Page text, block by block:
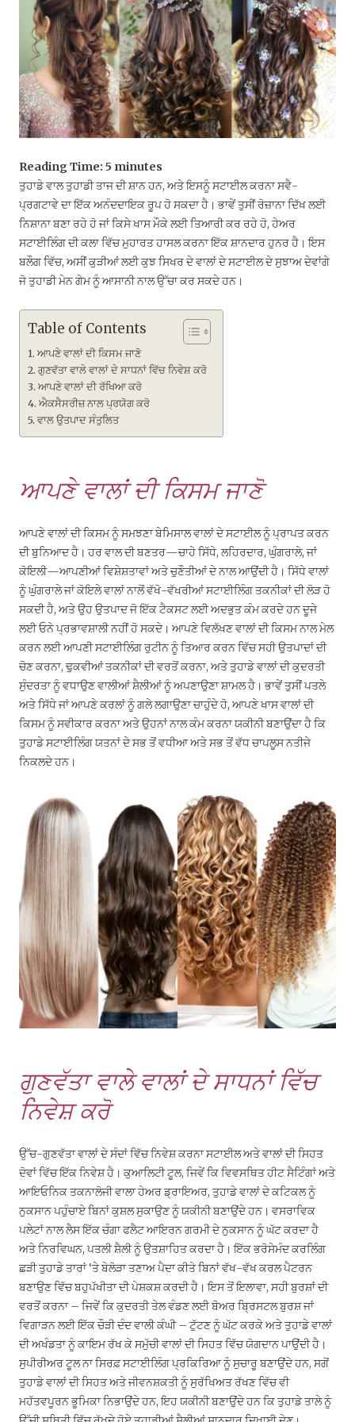
Reading Time: 5 minutes
ਤੁਹਾਡੇ ਵਾਲ ਤੁਹਾਡੀ ਤਾਜ ਦੀ ਸ਼ਾਨ ਹਨ, ਅਤੇ ਇਸਨੂੰ ਸਟਾਈਲ ਕਰਨਾ ਸਵੈ-
ਪ੍ਰਗਟਾਵੇ ਦਾ ਇੱਕ ਅਨੰਦਦਾਇਕ ਰੂਪ ਹੋ ਸਕਦਾ ਹੈ। ਭਾਵੇਂ ਤੁਸੀਂ ਰੋਜ਼ਾਨਾ ਦਿੱਖ ਲਈ
ਨਿਸ਼ਾਨਾ ਬਣਾ ਰਹੇ ਹੋ ਜਾਂ ਕਿਸੇ ਖਾਸ ਮੌਕੇ ਲਈ ਤਿਆਰੀ ਕਰ ਰਹੇ ਹੋ, ਹੇਅਰ
ਸਟਾਈਲਿੰਗ ਦੀ ਕਲਾ ਵਿੱਚ ਮੁਹਾਰਤ ਹਾਸਲ ਕਰਨਾ ਇੱਕ ਸ਼ਾਨਦਾਰ ਹੁਨਰ ਹੈ। ਇਸ
ਬਲੌਗ ਵਿੱਚ, ਅਸੀਂ ਕੁੜੀਆਂ ਲਈ ਕੁਝ ਸਿਖਰ ਦੇ ਵਾਲਾਂ ਦੇ ਸਟਾਈਲ ਦੇ ਸੁਝਾਅ ਦੇਵਾਂਗੇ
ਜੋ ਤੁਹਾਡੀ ਮੇਨ ਗੇਮ ਨੂੰ ਆਸਾਨੀ ਨਾਲ ਉੱਚਾ ਕਰ ਸਕਦੇ ਹਨ।
Table of Contents
ਆਪਣੇ ਵਾਲਾਂ ਦੀ ਕਿਸਮ ਜਾਣੋ
ਗੁਣਵੱਤਾ ਵਾਲੇ ਵਾਲਾਂ ਦੇ ਸਾਧਨਾਂ ਵਿੱਚ ਨਿਵੇਸ਼ ਕਰੋ
ਆਪਣੇ ਵਾਲਾਂ ਦੀ ਰੱਖਿਆ ਕਰੋ
ਐਕਸੈਸਰੀਜ਼ ਨਾਲ ਪ੍ਰਯੋਗ ਕਰੋ
ਵਾਲ ਉਤਪਾਦ ਸੰਤੁਲਿਤ
ਆਪਣੇ ਵਾਲਾਂ ਦੀ ਕਿਸਮ ਜਾਣੋ
ਆਪਣੇ ਵਾਲਾਂ ਦੀ ਕਿਸਮ ਨੂੰ ਸਮਝਣਾ ਬੇਮਿਸਾਲ ਵਾਲਾਂ ਦੇ ਸਟਾਈਲ ਨੂੰ ਪ੍ਰਾਪਤ ਕਰਨ
ਦੀ ਬੁਨਿਆਦ ਹੈ। ਹਰ ਵਾਲ ਦੀ ਬਣਤਰ—ਚਾਹੇ ਸਿੱਧੇ, ਲਹਿਰਦਾਰ, ਘੁੰਗਰਾਲੇ, ਜਾਂ
ਕੋਇਲੀ—ਆਪਣੀਆਂ ਵਿਸ਼ੇਸ਼ਤਾਵਾਂ ਅਤੇ ਚੁਣੌਤੀਆਂ ਦੇ ਨਾਲ ਆਉਂਦੀ ਹੈ। ਸਿੱਧੇ ਵਾਲਾਂ
ਨੂੰ ਘੁੰਗਰਾਲੇ ਜਾਂ ਕੋਇਲੇ ਵਾਲਾਂ ਨਾਲੋਂ ਵੱਖੋ-ਵੱਖਰੀਆਂ ਸਟਾਈਲਿੰਗ ਤਕਨੀਕਾਂ ਦੀ ਲੋੜ ਹੋ
ਸਕਦੀ ਹੈ, ਅਤੇ ਉਹ ਉਤਪਾਦ ਜੋ ਇੱਕ ਟੈਕਸਟ ਲਈ ਅਦਭੁਤ ਕੰਮ ਕਰਦੇ ਹਨ ਦੂਜੇ
ਲਈ ਓਨੇ ਪ੍ਰਭਾਵਸ਼ਾਲੀ ਨਹੀਂ ਹੋ ਸਕਦੇ। ਆਪਣੇ ਵਿਲੱਖਣ ਵਾਲਾਂ ਦੀ ਕਿਸਮ ਨਾਲ ਮੇਲ
ਕਰਨ ਲਈ ਆਪਣੀ ਸਟਾਈਲਿੰਗ ਰੁਟੀਨ ਨੂੰ ਤਿਆਰ ਕਰਨ ਵਿੱਚ ਸਹੀ ਉਤਪਾਦਾਂ ਦੀ
ਚੋਣ ਕਰਨਾ, ਢੁਕਵੀਆਂ ਤਕਨੀਕਾਂ ਦੀ ਵਰਤੋਂ ਕਰਨਾ, ਅਤੇ ਤੁਹਾਡੇ ਵਾਲਾਂ ਦੀ ਕੁਦਰਤੀ
ਸੁੰਦਰਤਾ ਨੂੰ ਵਧਾਉਣ ਵਾਲੀਆਂ ਸ਼ੈਲੀਆਂ ਨੂੰ ਅਪਣਾਉਣਾ ਸ਼ਾਮਲ ਹੈ। ਭਾਵੇਂ ਤੁਸੀਂ ਪਤਲੇ
ਅਤੇ ਸਿੱਧੇ ਜਾਂ ਆਪਣੇ ਕਰਲਾਂ ਨੂੰ ਗਲੇ ਲਗਾਉਣਾ ਚਾਹੁੰਦੇ ਹੋ, ਆਪਣੇ ਖਾਸ ਵਾਲਾਂ ਦੀ
ਕਿਸਮ ਨੂੰ ਸਵੀਕਾਰ ਕਰਨਾ ਅਤੇ ਉਹਨਾਂ ਨਾਲ ਕੰਮ ਕਰਨਾ ਯਕੀਨੀ ਬਣਾਉਂਦਾ ਹੈ ਕਿ
ਤੁਹਾਡੇ ਸਟਾਈਲਿੰਗ ਯਤਨਾਂ ਦੇ ਸਭ ਤੋਂ ਵਧੀਆ ਅਤੇ ਸਭ ਤੋਂ ਵੱਧ ਚਾਪਲੂਸ ਨਤੀਜੇ
ਨਿਕਲਦੇ ਹਨ।
ਗੁਣਵੱਤਾ ਵਾਲੇ ਵਾਲਾਂ ਦੇ ਸਾਧਨਾਂ ਵਿੱਚ
ਨਿਵੇਸ਼ ਕਰੋ
ਉੱਚ-ਗੁਣਵੱਤਾ ਵਾਲਾਂ ਦੇ ਸੰਦਾਂ ਵਿੱਚ ਨਿਵੇਸ਼ ਕਰਨਾ ਸਟਾਈਲ ਅਤੇ ਵਾਲਾਂ ਦੀ ਸਿਹਤ
ਦੋਵਾਂ ਵਿੱਚ ਇੱਕ ਨਿਵੇਸ਼ ਹੈ। ਕੁਆਲਿਟੀ ਟੂਲ, ਜਿਵੇਂ ਕਿ ਵਿਵਸਥਿਤ ਹੀਟ ਸੈਟਿੰਗਾਂ ਅਤੇ
ਆਇਓਨਿਕ ਤਕਨਾਲੋਜੀ ਵਾਲਾ ਹੇਅਰ ਡ੍ਰਾਇਅਰ, ਤੁਹਾਡੇ ਵਾਲਾਂ ਦੇ ਕਟਿਕਲ ਨੂੰ
ਨੁਕਸਾਨ ਪਹੁੰਚਾਏ ਬਿਨਾਂ ਕੁਸ਼ਲ ਸੁਕਾਉਣ ਨੂੰ ਯਕੀਨੀ ਬਣਾਉਂਦੇ ਹਨ। ਵਸਰਾਵਿਕ
ਪਲੇਟਾਂ ਨਾਲ ਲੈਸ ਇੱਕ ਚੰਗਾ ਫਲੈਟ ਆਇਰਨ ਗਰਮੀ ਦੇ ਨੁਕਸਾਨ ਨੂੰ ਘੱਟ ਕਰਦਾ ਹੈ
ਅਤੇ ਨਿਰਵਿਘਨ, ਪਤਲੀ ਸ਼ੈਲੀ ਨੂੰ ਉਤਸ਼ਾਹਿਤ ਕਰਦਾ ਹੈ। ਇੱਕ ਭਰੋਸੇਮੰਦ ਕਰਲਿੰਗ
ਛੜੀ ਤੁਹਾਡੇ ਤਾਰਾਂ ‘ਤੇ ਬੇਲੋੜਾ ਤਣਾਅ ਪੈਦਾ ਕੀਤੇ ਬਿਨਾਂ ਵੱਖ-ਵੱਖ ਕਰਲ ਪੈਟਰਨ
ਬਣਾਉਣ ਵਿੱਚ ਬਹੁਪੱਖੀਤਾ ਦੀ ਪੇਸ਼ਕਸ਼ ਕਰਦੀ ਹੈ। ਇਸ ਤੋਂ ਇਲਾਵਾ, ਸਹੀ ਬੁਰਸ਼ਾਂ ਦੀ
ਵਰਤੋਂ ਕਰਨਾ – ਜਿਵੇਂ ਕਿ ਕੁਦਰਤੀ ਤੇਲ ਵੰਡਣ ਲਈ ਬੋਅਰ ਬ੍ਰਿਸਟਲ ਬੁਰਸ਼ ਜਾਂ
ਵਿਗਾੜਨ ਲਈ ਇੱਕ ਚੌੜੀ ਦੰਦ ਵਾਲੀ ਕੰਘੀ – ਟੁੱਟਣ ਨੂੰ ਘੱਟ ਕਰਕੇ ਅਤੇ ਤੁਹਾਡੇ ਵਾਲਾਂ
ਦੀ ਅਖੰਡਤਾ ਨੂੰ ਕਾਇਮ ਰੱਖ ਕੇ ਸਮੁੱਚੀ ਵਾਲਾਂ ਦੀ ਸਿਹਤ ਵਿੱਚ ਯੋਗਦਾਨ ਪਾਉਂਦੀ ਹੈ।
ਸੁਪੀਰੀਅਰ ਟੂਲ ਨਾ ਸਿਰਫ਼ ਸਟਾਈਲਿੰਗ ਪ੍ਰਕਿਰਿਆ ਨੂੰ ਸੁਚਾਰੂ ਬਣਾਉਂਦੇ ਹਨ, ਸਗੋਂ
ਤੁਹਾਡੇ ਵਾਲਾਂ ਦੀ ਸਿਹਤ ਅਤੇ ਜੀਵਨਸ਼ਕਤੀ ਨੂੰ ਸੁਰੱਖਿਅਤ ਰੱਖਣ ਵਿੱਚ ਵੀ
ਮਹੱਤਵਪੂਰਨ ਭੂਮਿਕਾ ਨਿਭਾਉਂਦੇ ਹਨ, ਇਹ ਯਕੀਨੀ ਬਣਾਉਂਦੇ ਹਨ ਕਿ ਤੁਹਾਡੇ ਤਾਲੇ ਨੂੰ